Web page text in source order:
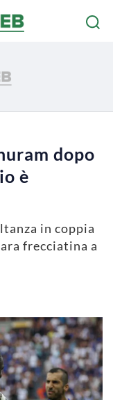
dopo
è
in coppia
frecciatina a